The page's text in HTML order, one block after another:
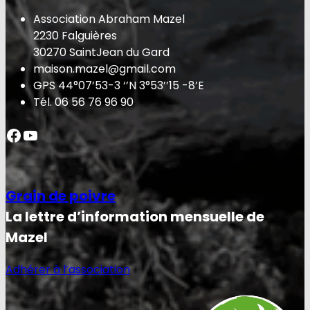
Association Abraham Mazel
2230 Falguières
30270 SaintJean du Gard
maison.mazel@gmail.com
GPS 44°07’53-3 ‘’N 3°53’’15 -8’E
Tél. 06 56 76 96 90
Facebook YouTube
Grain de poivre
La lettre d’information mensuelle de
Mazel
Adhérer à l’association